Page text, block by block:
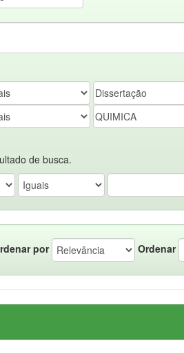
de busca.
por Ordenar